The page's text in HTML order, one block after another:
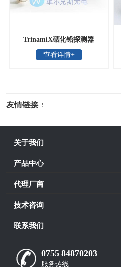
TrinamiX硒化铅探测器
查看详情+
友情链接：
关于我们
产品中心
代理厂商
技术咨询
联系我们
0755 84870203
服务热线